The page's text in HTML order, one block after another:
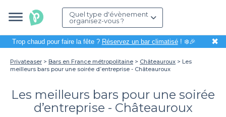
Quel type d'évènement
organisez-vous ?
Trop chaud pour faire la fête ? Réservez un bar climatisé! ❄️🎉 ✖
Privateaser Bars en France métropolitaine Châteauroux
Les
meilleurs bars pour une soirée d’entreprise - Châteauroux
Les meilleurs bars pour une soirée
d’entreprise - Châteauroux